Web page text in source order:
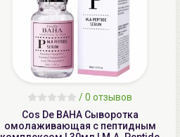
/0 отзывов
Cos De BAHA Сыворотка
омолаживающая с пептидным